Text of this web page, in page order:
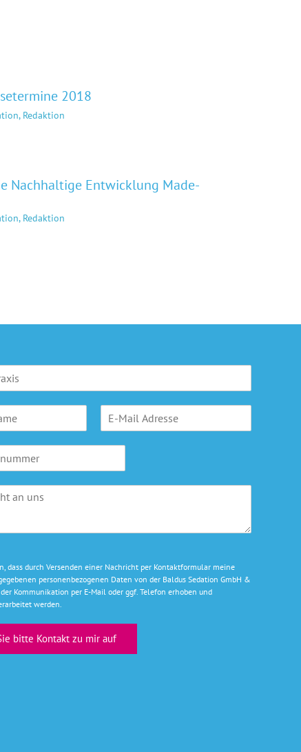
2018
Redaktion
Nachhaltige Entwicklung Made-
Redaktion
e
s
e
*
dass durch Versenden einer Nachricht per Kontaktformular meine
personenbezogenen Daten von der Baldus Sedation GmbH &
der Kommunikation per E-Mail oder ggf. Telefon erhoben und
werden.
bitte Kontakt zu mir auf